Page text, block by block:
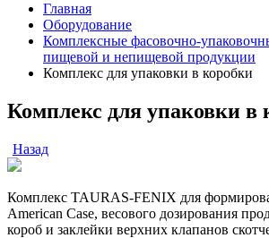
Главная
Оборудование
Комплексные фасовочно-
пищевой и непищевой продукции
Комплекс для упаковки в коробки
Комплекс для упаковки в
Назад
Комплекс TAURAS-FENIX для
American Case, весового дозирования
короб и заклейки верхних клапанов